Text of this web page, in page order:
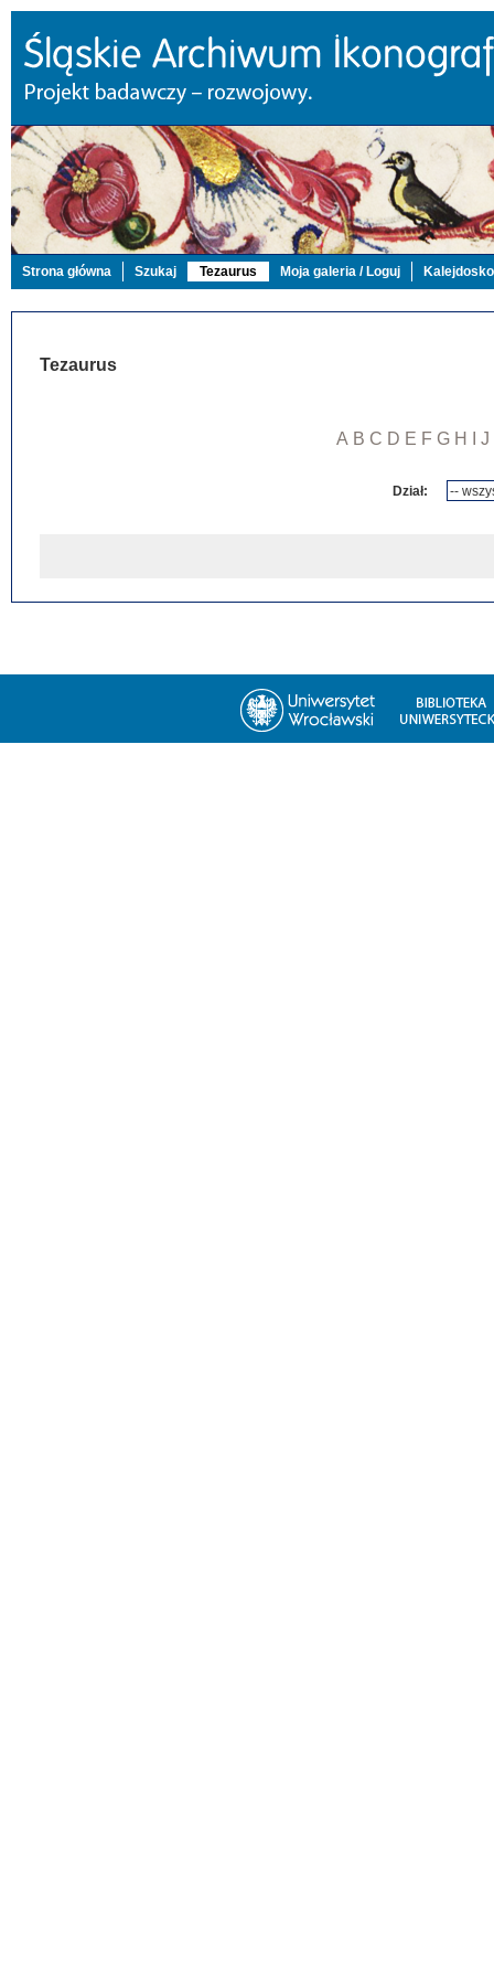
Strona główna Szukaj Tezaurus Moja galeria / Loguj
Tezaurus
A B C D E F G H J
Dział: